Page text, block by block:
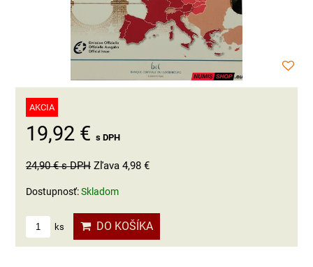
AKCIA
19,92 € s DPH
24,90 €s DPH Zľava 4,98 €
Dostupnosť:Skladom
ks DO KOŠÍKA